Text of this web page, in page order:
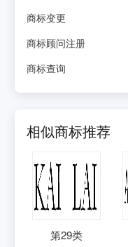
商标变更
商标顾问注册
商标查询
相似商标推荐
第29类